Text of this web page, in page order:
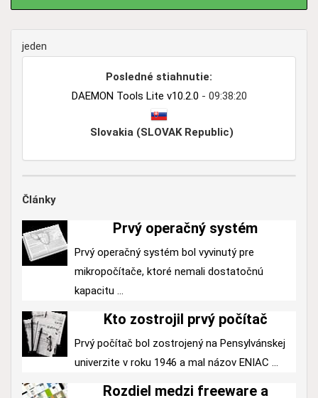
jeden
Posledné stiahnutie:
DAEMON Tools Lite v10.2.0 - 09:38:20
Slovakia (SLOVAK Republic)
Články
Prvý operačný systém
Prvý operačný systém bol vyvinutý pre
mikropočítače, ktoré nemali dostatočnú
kapacitu ...
Kto zostrojil prvý počítač
Prvý počítač bol zostrojený na Pensylvánskej
univerzite v roku 1946 a mal názov ENIAC ...
Rozdiel medzi freeware a